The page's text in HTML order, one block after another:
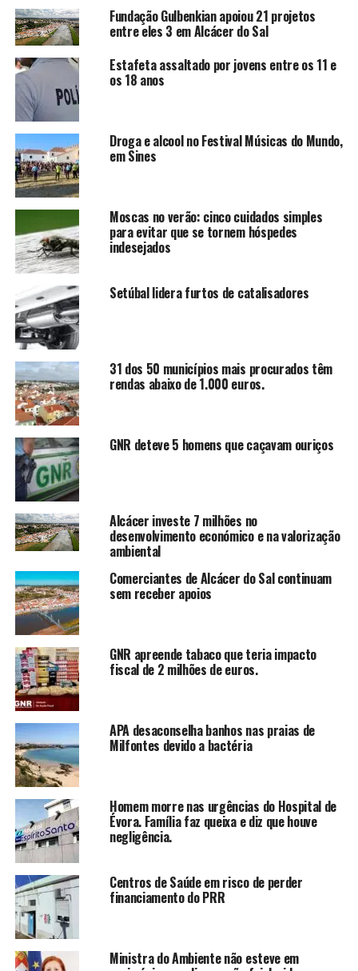
Fundação Gulbenkian apoiou 21 projetos
entre eles 3 em Alcácer do Sal
Estafeta assaltado por jovens entre os 11 e
os 18 anos
Droga e alcool no Festival Músicas do Mundo,
em Sines
Moscas no verão: cinco cuidados simples
para evitar que se tornem hóspedes
indesejados
Setúbal lidera furtos de catalisadores
31 dos 50 municípios mais procurados têm
rendas abaixo de 1.000 euros.
GNR deteve 5 homens que caçavam ouriços
Alcácer investe 7 milhões no
desenvolvimento económico e na valorização
ambiental
Comerciantes de Alcácer do Sal continuam
sem receber apoios
GNR apreende tabaco que teria impacto
fiscal de 2 milhões de euros.
APA desaconselha banhos nas praias de
Milfontes devido a bactéria
Homem morre nas urgências do Hospital de
Évora. Família faz queixa e diz que houve
negligência.
Centros de Saúde em risco de perder
financiamento do PRR
Ministra do Ambiente não esteve em